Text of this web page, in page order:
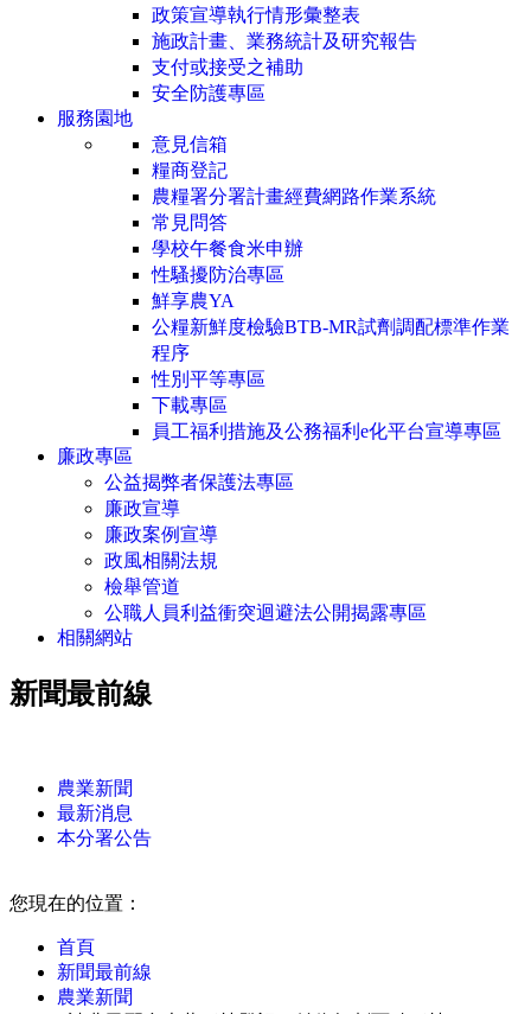
政策宣導執行情形彙整表
施政計畫、業務統計及研究報告
支付或接受之補助
安全防護專區
服務園地
意見信箱
糧商登記
農糧署分署計畫經費網路作業系統
常見問答
學校午餐食米申辦
性騷擾防治專區
鮮享農YA
公糧新鮮度檢驗BTB-MR試劑調配標準作業
程序
性別平等專區
下載專區
員工福利措施及公務福利e化平台宣導專區
廉政專區
公益揭弊者保護法專區
廉政宣導
廉政案例宣導
政風相關法規
檢舉管道
公職人員利益衝突迴避法公開揭露專區
相關網站
新聞最前線
農業新聞
最新消息
本分署公告
您現在的位置：
首頁
新聞最前線
農業新聞